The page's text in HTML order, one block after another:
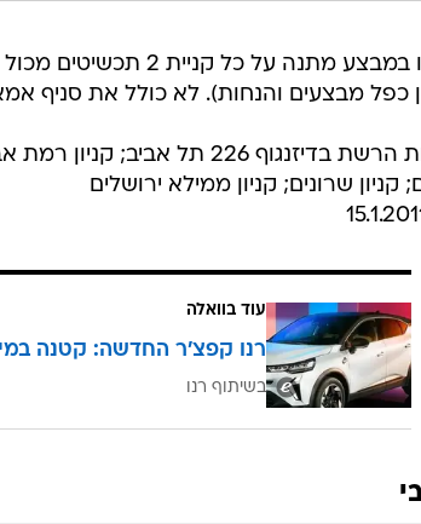
רשת אמארו במבצע מתנה
כפל מבצעים והנחות). לא כולל את סניף
226 תל אביב; קניון רמת אביב;
קניון שרונים; קניון ממילא ירושלים
עוד בוואלה
רנו קפצ'ר החדשה: קטנה
בשיתוף רנו